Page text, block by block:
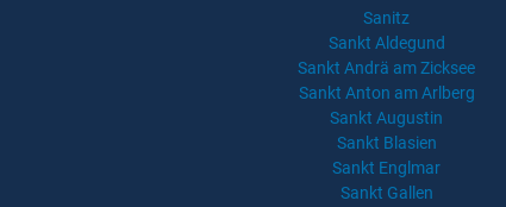
Sanitz
Sankt Aldegund
Sankt Andrä am Zicksee
Sankt Anton am Arlberg
Sankt Augustin
Sankt Blasien
Sankt Englmar
Sankt Gallen